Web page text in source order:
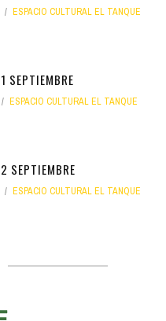
ESPACIO CULTURAL EL TANQUE
SEPTIEMBRE
ESPACIO CULTURAL EL TANQUE
SEPTIEMBRE
ESPACIO CULTURAL EL TANQUE